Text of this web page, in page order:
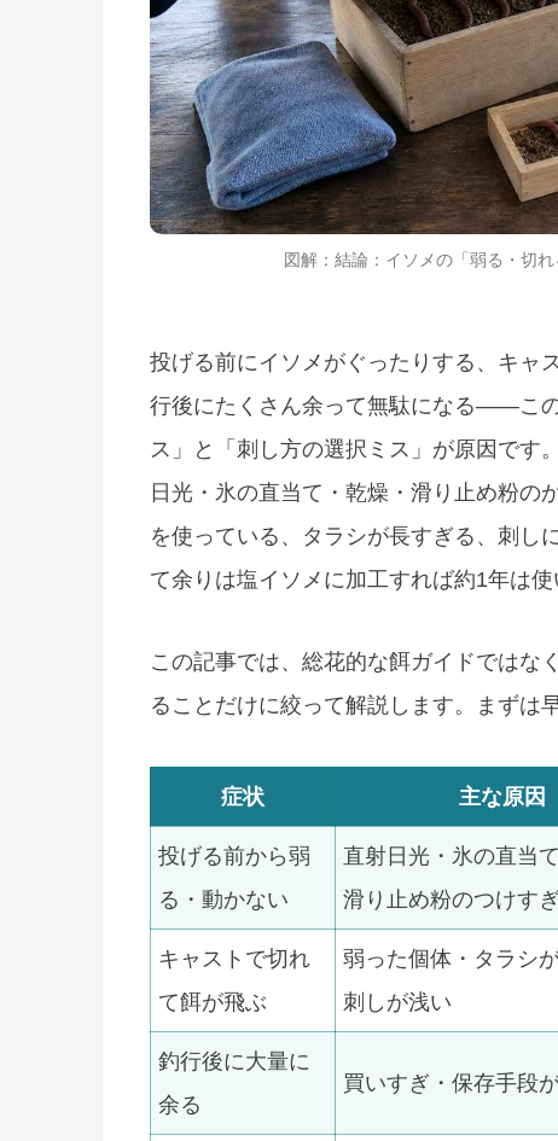
図解：結論：イソメの「弱る・切
投げる前にイソメがぐったりする、キャ
行後にたくさん余って無駄になる――こ
ス」と「刺し方の選択ミス」が原因です
日光・氷の直当て・乾燥・滑り止め粉の
を使っている、タラシが長すぎる、刺し
て余りは塩イソメに加工すれば約1年は使
この記事では、総花的な餌ガイドではな
ることだけに絞って解説します。まずは
症状 主な原因
投げる前から弱
る・動かない
直射日光・氷の直当
滑り止め粉のつけすぎ
キャストで切れ
て餌が飛ぶ
弱った個体・タラシ
刺しが浅い
釣行後に大量に
余る
買いすぎ・保存手段